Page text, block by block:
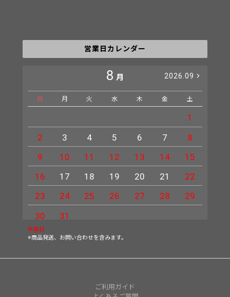
営業日カレンダー
8 月 2026.09
日 月 火 水 木 金 土
1
2
3 4 5 6 7
8
9
10 11 12 13 14
15
16
17 18 19 20 21
22
23
24 25 26 27 28
29
30
31
休業日
※商品発送、お問い合わせを含みます。
ご利用ガイド